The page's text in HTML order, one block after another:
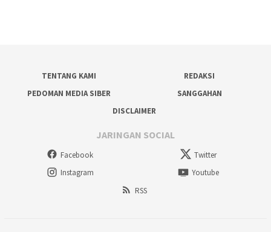
TENTANG KAMI
REDAKSI
PEDOMAN MEDIA SIBER
SANGGAHAN
DISCLAIMER
JARINGAN SOCIAL
Facebook
Twitter
Instagram
Youtube
RSS